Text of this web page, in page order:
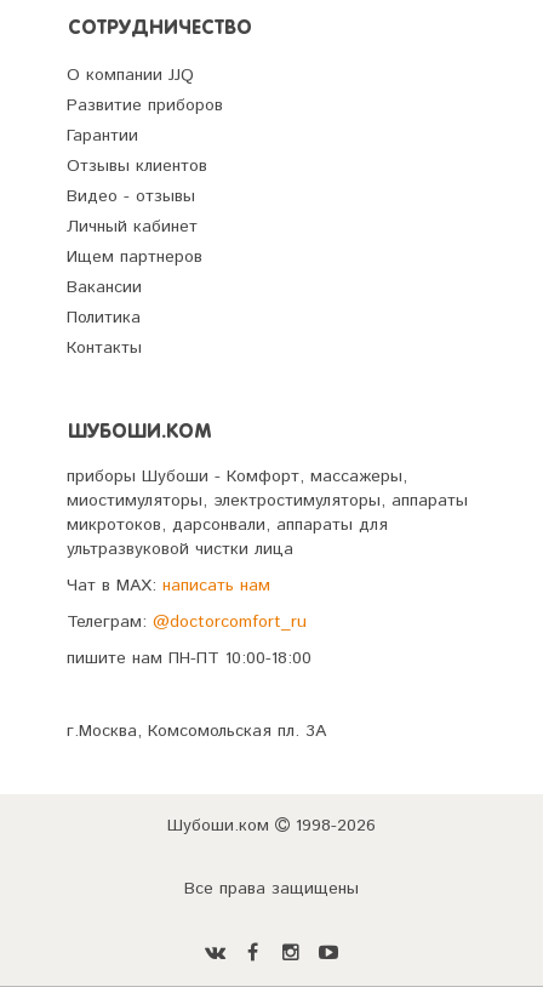
СОТРУДНИЧЕСТВО
О компании JJQ
Развитие приборов
Гарантии
Отзывы клиентов
Видео - отзывы
Личный кабинет
Ищем партнеров
Вакансии
Политика
Контакты
ШУБОШИ.КОМ
приборы Шубоши - Комфорт, массажеры,
миостимуляторы, электростимуляторы, аппараты
микротоков, дарсонвали, аппараты для
ультразвуковой чистки лица
Чат в MAX: написать нам
Телеграм: @doctorcomfort_ru
пишите нам ПН-ПТ 10:00-18:00
г.Москва, Комсомольская пл. 3А
Шубоши.ком 1998-2026
Все права защищены